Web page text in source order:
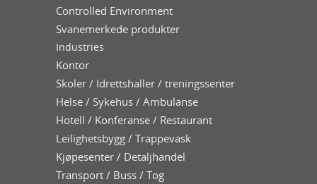
Controlled Environment
Svanemerkede produkter
Industries
Kontor
Skoler / Idrettshaller / treningssenter
Helse / Sykehus / Ambulanse
Hotell / Konferanse / Restaurant
Leilighetsbygg / Trappevask
Kjøpesenter / Detaljhandel
Transport / Buss / Tog